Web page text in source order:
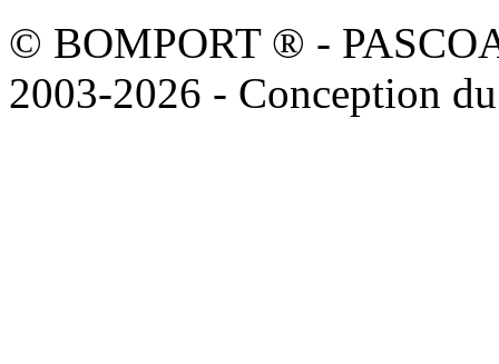
© BOMPORT ® -
2003-2026 - Conception